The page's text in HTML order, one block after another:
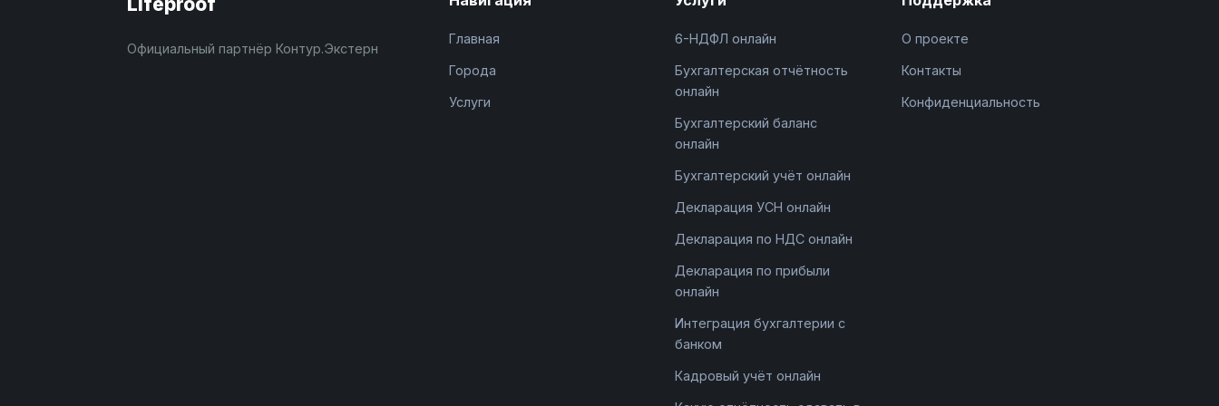
Официальный партнёр Контур.Экстерн
Главная
Города
Услуги
6-НДФЛ онлайн
Бухгалтерская отчётность
онлайн
Бухгалтерский баланс
онлайн
Бухгалтерский учёт онлайн
Декларация УСН онлайн
Декларация по НДС онлайн
Декларация по прибыли
онлайн
Интеграция бухгалтерии с
банком
Кадровый учёт онлайн
О проекте
Контакты
Конфиденциальность